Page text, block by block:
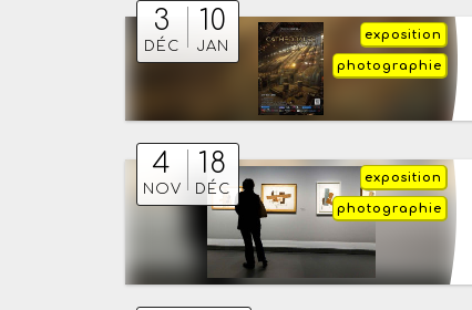
3
DÉC
10
JAN
exposition
photographie
4
NOV
18
DÉC
exposition
photographie